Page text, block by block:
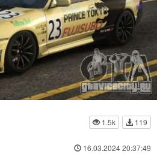
1.5k
119
16.03.2024 20:37:49